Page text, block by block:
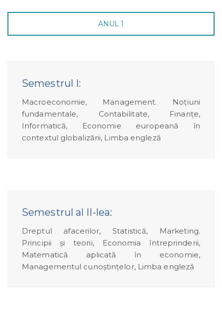
ANUL 1
Semestrul I:
Macroeconomie, Management. Noțiuni
fundamentale, Contabilitate, Finanțe,
Informatică, Economie europeană în
contextul globalizării, Limba engleză
Semestrul al II-lea:
Dreptul afacerilor, Statistică, Marketing.
Principii și teorii, Economia întreprinderii,
Matematică aplicată în economie,
Managementul cunoștințelor, Limba engleză